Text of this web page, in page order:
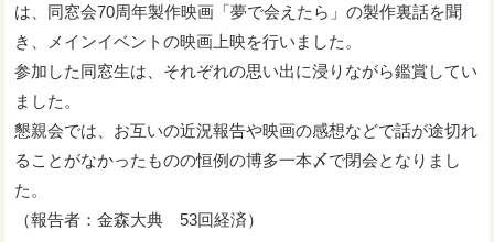
は、同窓会70周年製作映画「夢で会えたら」の製作裏話を聞
き、メインイベントの映画上映を行いました。
参加した同窓生は、それぞれの思い出に浸りながら鑑賞してい
ました。
懇親会では、お互いの近況報告や映画の感想などで話が途切れ
ることがなかったものの恒例の博多一本〆で閉会となりまし
た。
（報告者：金森大典 53回経済）